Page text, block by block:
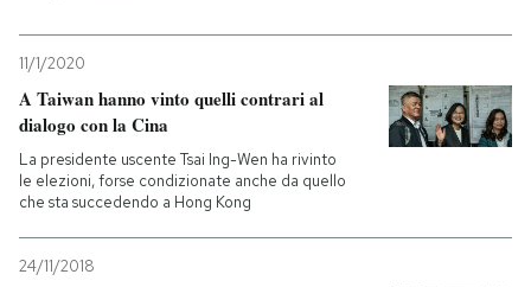
11/1/2020
A Taiwan hanno vinto quelli contrari al
dialogo con la Cina
La presidente uscente Tsai Ing-Wen ha rivinto
le elezioni, forse condizionate anche da quello
che sta succedendo a Hong Kong
24/11/2018